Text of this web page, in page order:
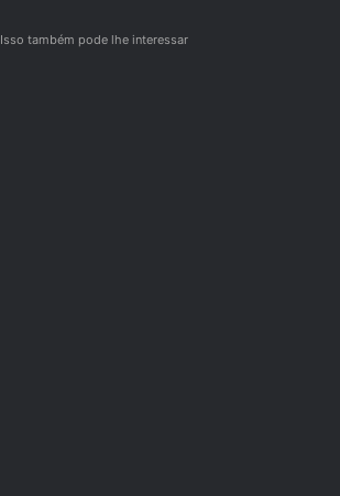
Isso também pode lhe interessar